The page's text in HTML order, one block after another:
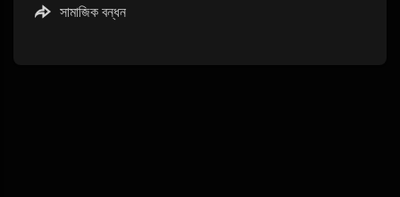
সামাজিক বন্ধন